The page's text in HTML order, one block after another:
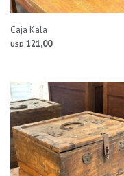
Caja Kala
USD 121,00